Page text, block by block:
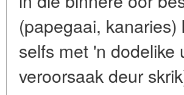
(papegaai,
selfs met 'n dodelike
veroorsaak deur